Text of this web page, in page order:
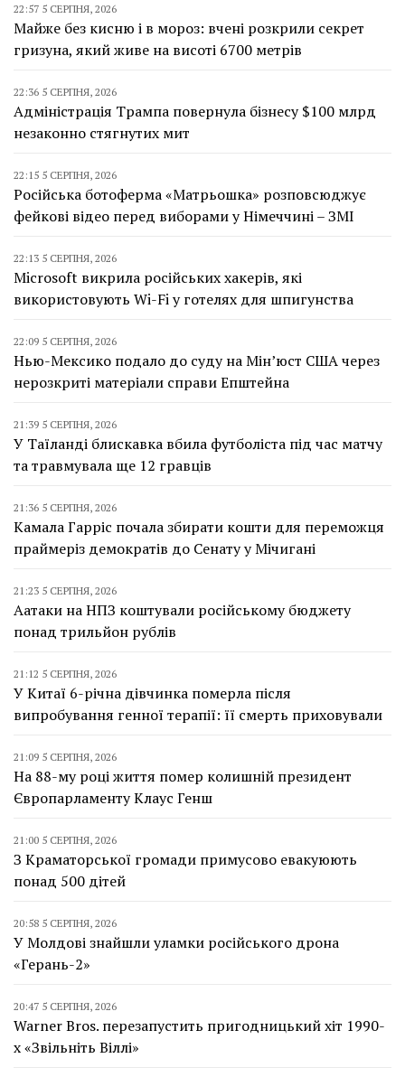
22:57 5 СЕРПНЯ, 2026
Майже без кисню і в мороз: вчені розкрили секрет
гризуна, який живе на висоті 6700 метрів
22:36 5 СЕРПНЯ, 2026
Адміністрація Трампа повернула бізнесу $100 млрд
незаконно стягнутих мит
22:15 5 СЕРПНЯ, 2026
Російська ботоферма «Матрьошка» розповсюджує
фейкові відео перед виборами у Німеччині – ЗМІ
22:13 5 СЕРПНЯ, 2026
Microsoft викрила російських хакерів, які
використовують Wi-Fi у готелях для шпигунства
22:09 5 СЕРПНЯ, 2026
Нью-Мексико подало до суду на Мін’юст США через
нерозкриті матеріали справи Епштейна
21:39 5 СЕРПНЯ, 2026
У Таїланді блискавка вбила футболіста під час матчу
та травмувала ще 12 гравців
21:36 5 СЕРПНЯ, 2026
Камала Гарріс почала збирати кошти для переможця
праймеріз демократів до Сенату у Мічигані
21:23 5 СЕРПНЯ, 2026
Аатаки на НПЗ коштували російському бюджету
понад трильйон рублів
21:12 5 СЕРПНЯ, 2026
У Китаї 6-річна дівчинка померла після
випробування генної терапії: її смерть приховували
21:09 5 СЕРПНЯ, 2026
На 88-му році життя помер колишній президент
Європарламенту Клаус Генш
21:00 5 СЕРПНЯ, 2026
З Краматорської громади примусово евакуюють
понад 500 дітей
20:58 5 СЕРПНЯ, 2026
У Молдові знайшли уламки російського дрона
«Герань-2»
20:47 5 СЕРПНЯ, 2026
Warner Bros. перезапустить пригодницький хіт 1990-
х «Звільніть Віллі»